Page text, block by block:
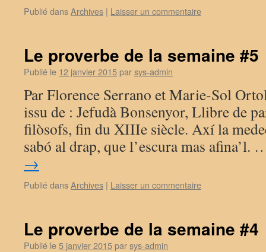
Publié dansArchives | Laisser un commentaire
Le proverbe de la semaine #5
Publié le 12 janvier 2015parsys-admin
Par Florence Serrano et Marie-Sol
issu de : Jefudà Bonsenyor, Llibre de
filòsofs, fin du XIIIe siècle. Axí la
sabó al drap, que l’escura mas afina’l.
→
Publié dansArchives | Laisser un commentaire
Le proverbe de la semaine #4
Publié le5 janvier 2015parsys-admin